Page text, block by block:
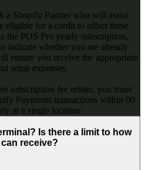
a Shopify Partner who will assist
eligible for a credit to offset these
the POS Pro yearly subscription,
indicate whether you are already
ensure you receive the appropriate
setup expenses.
subscription fee rebate, you must
Payments transactions within 90
at a single location
Is there a limit to how
receive?